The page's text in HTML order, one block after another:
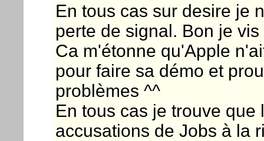
En tous cas sur desire je
perte de signal. Bon je
Ca m'étonne qu'Apple
pour faire sa démo et
problèmes ^^
En tous cas je trouve
accusations de Jobs à la